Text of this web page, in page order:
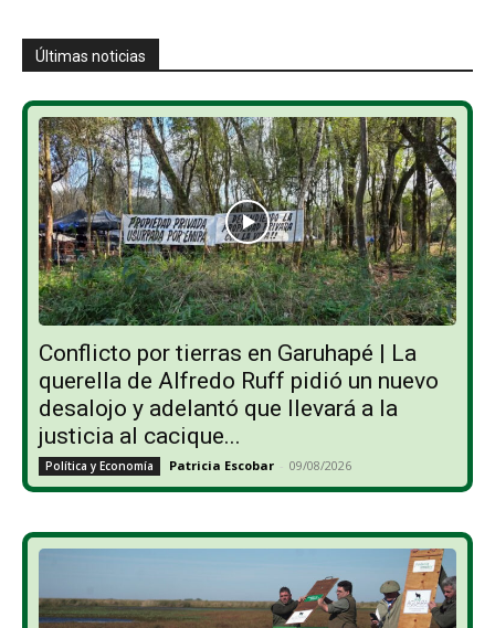
Últimas noticias
Conflicto por tierras en Garuhapé | La
querella de Alfredo Ruff pidió un nuevo
desalojo y adelantó que llevará a la
justicia al cacique...
Política y Economía Patricia Escobar - 09/08/2026